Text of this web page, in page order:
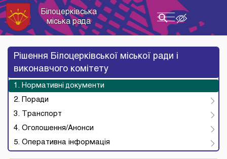
Toggle
navigation
Білоцерківська
міська рада
Рішення Білоцерківської міської ради і
виконавчого комітету
1. Нормативні документи
2. Поради
3. Транспорт
4. Оголошення/Анонси
5. Оперативна інформація